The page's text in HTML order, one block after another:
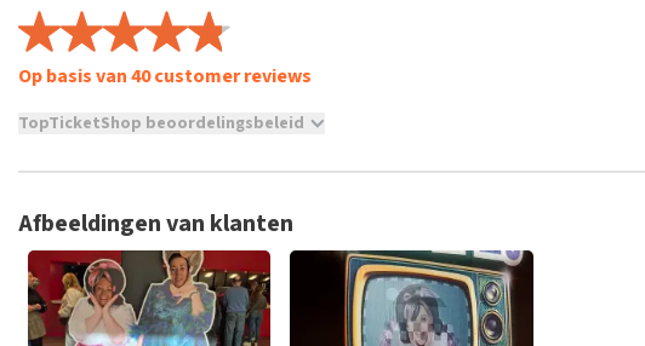
Op basis van 40 customer reviews
TopTicketShop beoordelingsbeleid
TopTicketShop verzamelt reviews van echte klanten. Het is niet mogelijk
weken duren voordat een review wordt geplaatst.
Afbeeldingen van klanten